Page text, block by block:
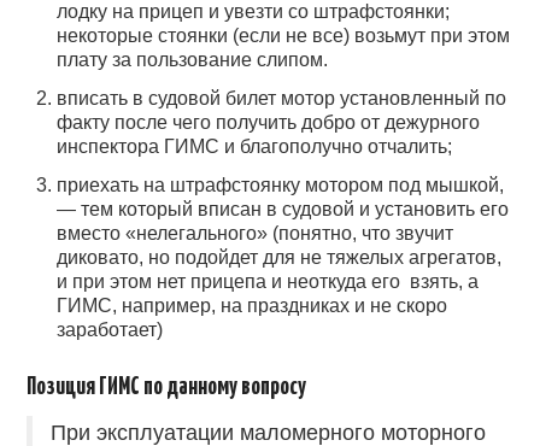
лодку на прицеп и увезти со штрафстоянки;
некоторые стоянки (если не все) возьмут при этом
плату за пользование слипом.
вписать в судовой билет мотор установленный по
факту после чего получить добро от дежурного
инспектора ГИМС и благополучно отчалить;
приехать на штрафстоянку мотором под мышкой,
— тем который вписан в судовой и установить его
вместо «нелегального» (понятно, что звучит
диковато, но подойдет для не тяжелых агрегатов,
и при этом нет прицепа и неоткуда его взять, а
ГИМС, например, на праздниках и не скоро
заработает)
Позиция ГИМС по данному вопросу
При эксплуатации маломерного моторного